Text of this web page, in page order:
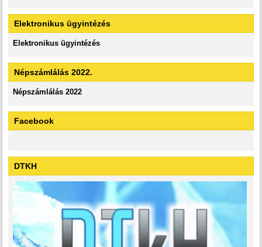
Elektronikus ügyintézés
Elektronikus ügyintézés
Népszámlálás 2022.
Népszámlálás 2022
Facebook
DTKH